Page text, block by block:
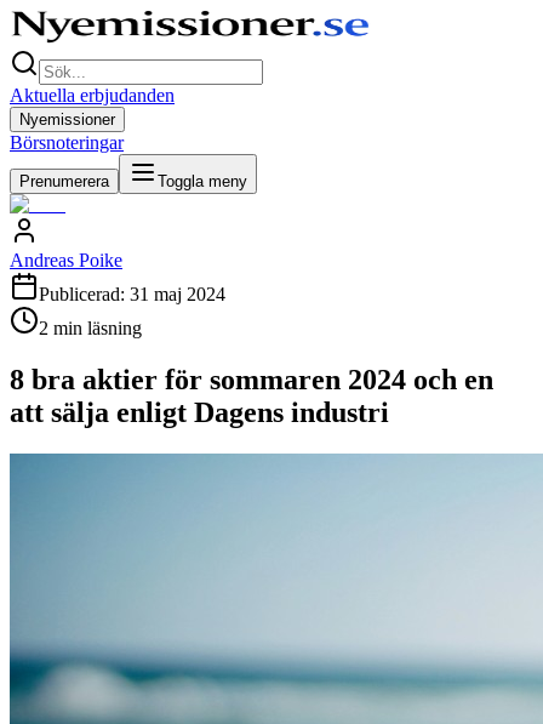
Aktuella erbjudanden
Nyemissioner
Börsnoteringar
Prenumerera Toggla meny
Andreas Poike
Publicerad: 31 maj 2024
2 min läsning
8 bra aktier för sommaren 2024 och en
att sälja enligt Dagens industri